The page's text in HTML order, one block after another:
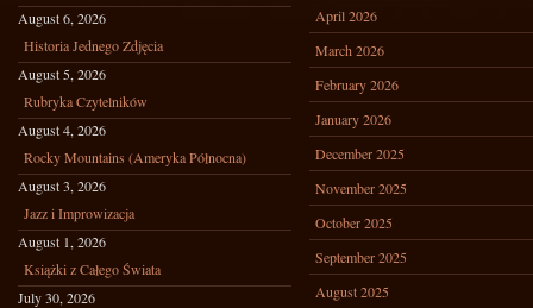
August 6, 2026
Historia Jednego Zdjęcia
August 5, 2026
Rubryka Czytelników
August 4, 2026
Rocky Mountains (Ameryka Północna)
August 3, 2026
Jazz i Improwizacja
August 1, 2026
Książki z Całego Świata
July 30, 2026
April 2026
March 2026
February 2026
January 2026
December 2025
November 2025
October 2025
September 2025
August 2025